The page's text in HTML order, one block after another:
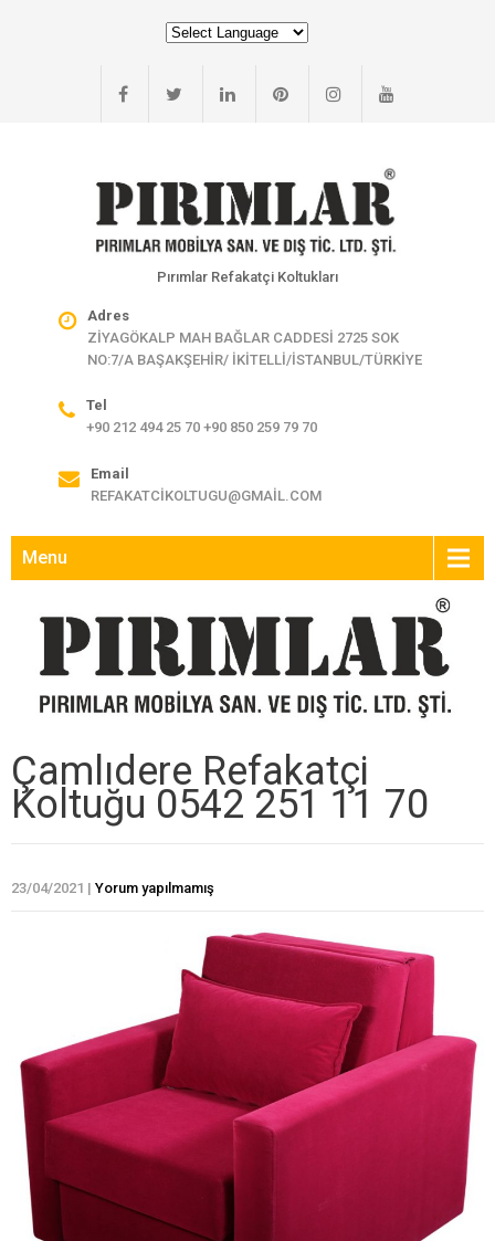
Pırımlar Refakatçi Koltukları
Adres
ZİYAGÖKALP MAH BAĞLAR CADDESİ 2725 SOK
NO:7/A BAŞAKŞEHİR/ İKİTELLİ/İSTANBUL/TÜRKİYE
Tel
+90 212 494 25 70 +90 850 259 79 70
Email
REFAKATCIKOLTUGU@GMAIL.COM
Menu
Çamlıdere Refakatçi
Koltuğu 0542 251 11 70
23/04/2021 | Yorum yapılmamış